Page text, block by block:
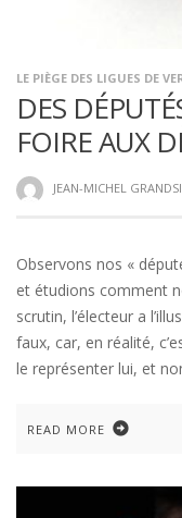
LE PIÈGE DES LIGUES DE
DES
FOIRE AUX
JEAN-MICHEL
Observons nos «
et étudions comment
scrutin, l’électeur a
faux, car, en réalité,
le représenter lui, et
READ MORE